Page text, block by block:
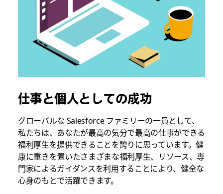
仕事と個人としての成功
グローバルな Salesforce ファミリーの一員として、
私たちは、あなたが最高の気分で最高の仕事ができる
福利厚生を提供できることを誇りに思っています。健
康に重きを置いたさまざまな福利厚生、リソース、専
門家によるガイダンスを利用することにより、健全な
心身のもとで活躍できます。